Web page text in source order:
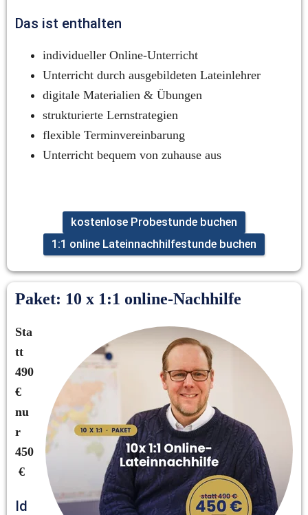
Das ist enthalten
individueller Online-Unterricht
Unterricht durch ausgebildeten Lateinlehrer
digitale Materialien & Übungen
strukturierte Lernstrategien
flexible Terminvereinbarung
Unterricht bequem von zuhause aus
kostenlose Probestunde buchen
1:1 online Lateinnachhilfestunde buchen
Paket: 10 x 1:1 online-Nachhilfe
Sta
tt
490
€
nu
r
450
€
Id